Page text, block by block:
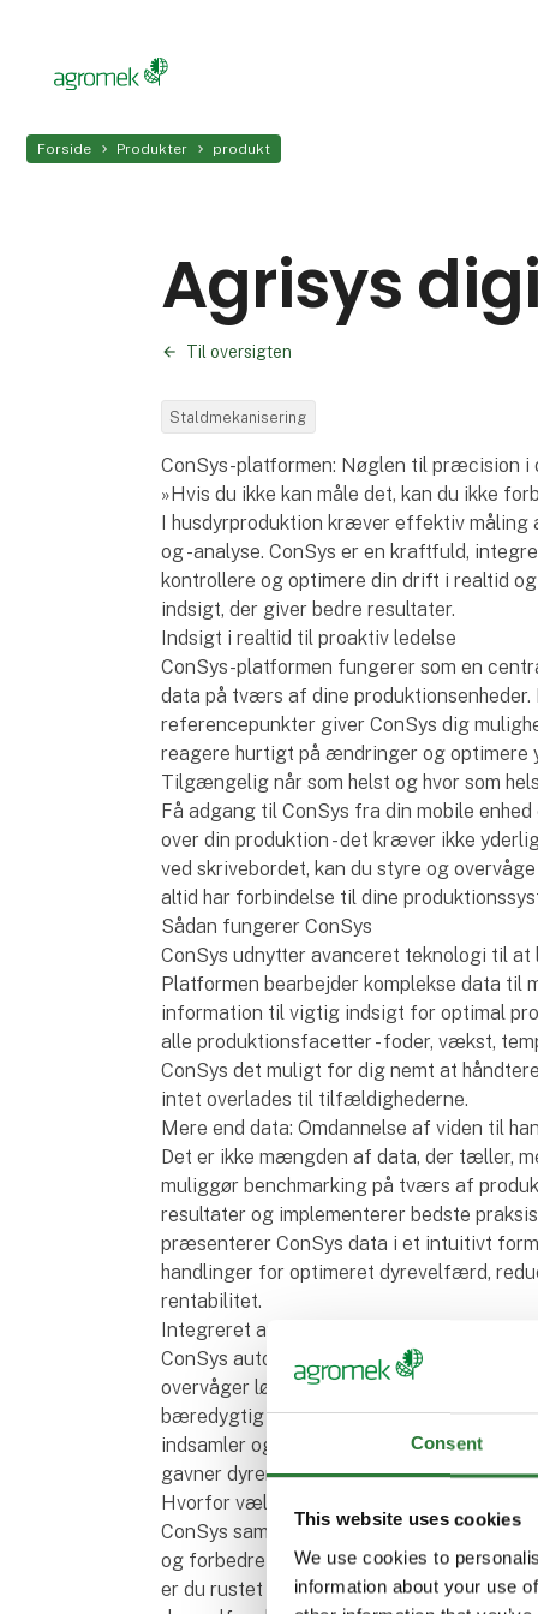
Consent
This website uses cookies
We use cookies to
information about your use
Forside Produkter produkt
Agrisys
Til oversigten
Staldmekanisering
ConSys-platformen: Nøglen til præcision i
»Hvis du ikke kan måle det, kan du ikke
I husdyrproduktion kræver effektiv
og -analyse. ConSys er en kraftfuld,
kontrollere og optimere din drift i realtid
indsigt, der giver bedre resultater.
Indsigt i realtid til proaktiv ledelse
ConSys-platformen fungerer som en
data på tværs af dine
referencepunkter giver ConSys dig
reagere hurtigt på ændringer og
Tilgængelig når som helst og hvor som
Få adgang til ConSys fra din mobile
over din produktion - det kræver ikke
ved skrivebordet, kan du styre og
altid har forbindelse til dine
Sådan fungerer ConSys
ConSys udnytter avanceret teknologi til
Platformen bearbejder komplekse data til
information til vigtig indsigt for optimal
alle produktionsfacetter - foder, vækst,
ConSys det muligt for dig nemt at
intet overlades til tilfældighederne.
Mere end data: Omdannelse af viden til
Det er ikke mængden af data, der tæller,
muliggør benchmarking på tværs af
resultater og implementerer bedste
præsenterer ConSys data i et intuitivt
handlinger for optimeret dyrevelfærd,
rentabilitet.
Integreret automatisering giver fuld kontrol
ConSys automatiserer kritiske systemer,
overvåger løbende produktionens miljø
bæredygtig drift. I stedet for at behandle
indsamler og analyserer ConSys
gavner dyrene og er i overensstemmelse
Hvorfor vælge ConSys?
ConSys samler alle nøgletal i en enkelt
og forbedre alle aspekter af
er du rustet til at træffe præcise, rettidige